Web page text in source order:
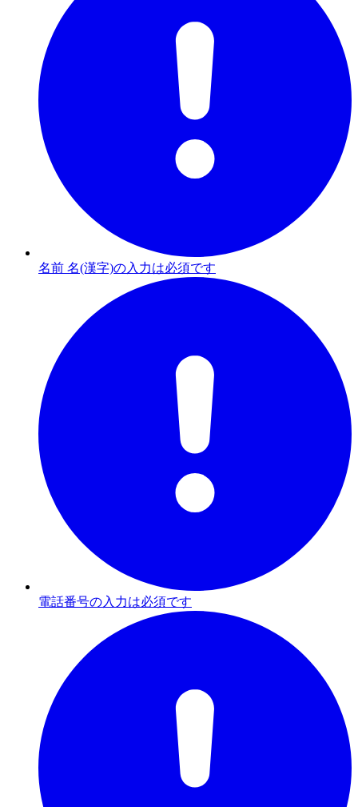
名前 名(漢字)の入力は必須です
電話番号の入力は必須です